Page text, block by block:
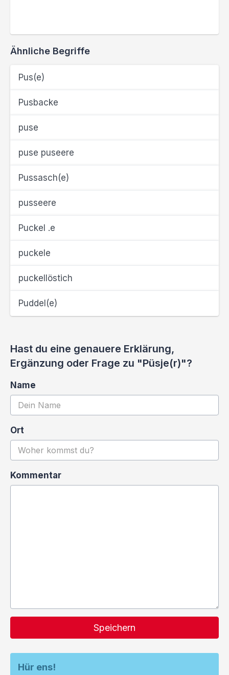
Ähnliche Begriffe
Pus(e)
Pusbacke
puse
puse puseere
Pussasch(e)
pusseere
Puckel .e
puckele
puckellöstich
Puddel(e)
Hast du eine genauere Erklärung,
Ergänzung oder Frage zu "Püsje(r)"?
Name
Ort
Kommentar
Speichern
Hür ens!